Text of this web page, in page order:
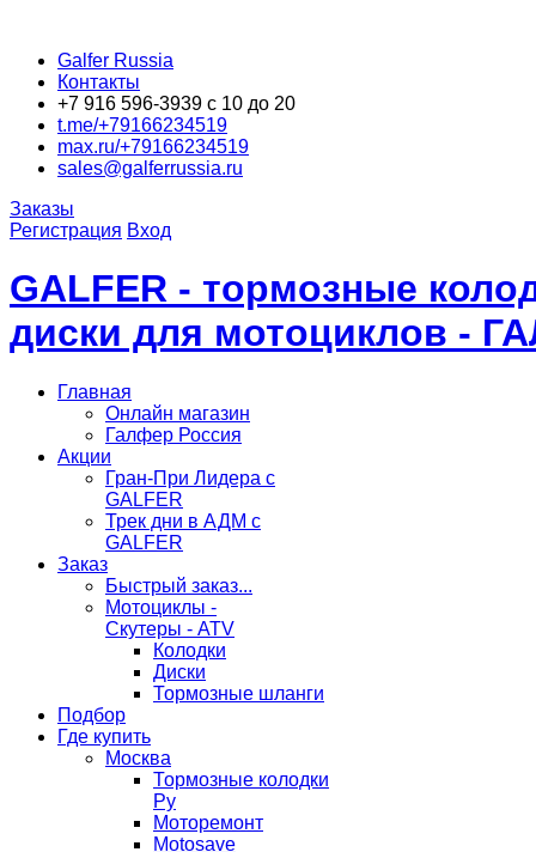
Galfer Russia
Контакты
+7 916 596-3939 с 10 до 20
t.me/+79166234519
max.ru/+79166234519
sales@galferrussia.ru
Заказы
Регистрация Вход
GALFER - тормозные
диски для мотоциклов -
Главная
Онлайн магазин
Галфер Россия
Акции
Гран-При Лидера c
GALFER
Трек дни в АДМ с
GALFER
Заказ
Быстрый заказ...
Мотоциклы -
Скутеры - ATV
Колодки
Диски
Тормозные шланги
Подбор
Где купить
Москва
Тормозные колодки
Ру
Моторемонт
Motosave